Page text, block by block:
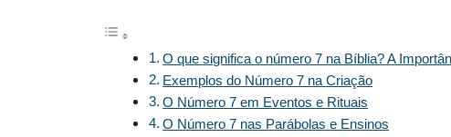
O que significa o número 7 na Bíblia? A
Exemplos do Número 7 na Criação
O Número 7 em Eventos e Rituais
O Número 7 nas Parábolas e Ensinos